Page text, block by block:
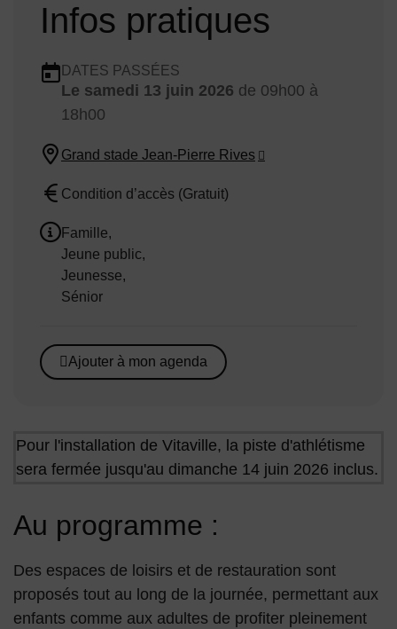
Infos pratiques
Dates en cours
DATES PASSÉES
Le samedi 13 juin 2026 de 09h00 à
18h00
Lieu :
Grand stade Jean-Pierre Rives
Tarif :
Condition d’accès (Gratuit)
Public concerné :
Famille
Jeune public
Jeunesse
Sénior
Ajouter à mon agenda
Pour l'installation de Vitaville, la piste d'athlétisme
sera fermée jusqu'au dimanche 14 juin 2026 inclus.
Au programme :
Des espaces de loisirs et de restauration sont
proposés tout au long de la journée, permettant aux
enfants comme aux adultes de profiter pleinement